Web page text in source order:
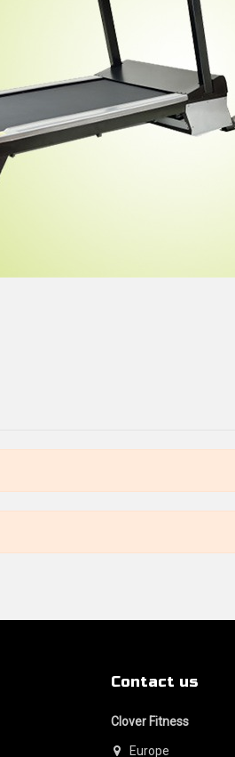
Contact us
Clover Fitness
Europe